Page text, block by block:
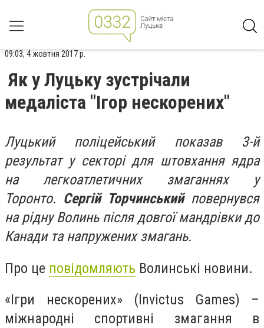
09:03, 4 жовтня 2017 р.
Як у Луцьку зустрічали
медаліста "Ігор нескорених"
Луцький поліцейський показав 3-й
результат у секторі для штовхання ядра
на легкоатлетичних змаганнях у
Торонто. Сергій Торчинськийповернувся
на рідну Волинь після довгої мандрівки до
Канади та напружених змагань.
Про це повідомляють Волинські новини.
«Ігри нескорених» (Invictus Games) –
міжнародні спортивні змагання в